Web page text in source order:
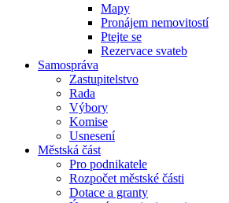
Mapy
Pronájem nemovitostí
Ptejte se
Rezervace svateb
Samospráva
Zastupitelstvo
Rada
Výbory
Komise
Usnesení
Městská část
Pro podnikatele
Rozpočet městské části
Dotace a granty